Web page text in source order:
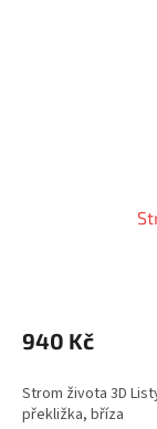
produktu
je
z
5
940 Kč
Strom života 3D
překližka, bříza